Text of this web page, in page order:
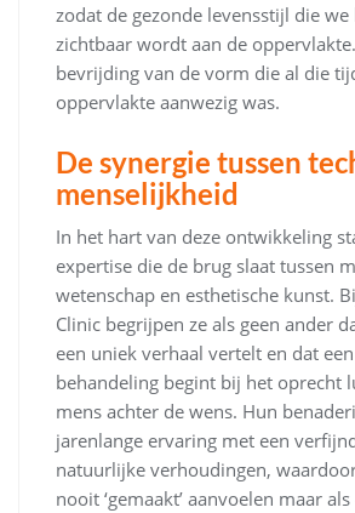
zodat de gezonde levensstijl die
zichtbaar wordt aan de
bevrijding van de vorm die al die
oppervlakte aanwezig was.
De synergie tussen
menselijkheid
In het hart van deze ontwikkeling
expertise die de brug slaat tussen
wetenschap en esthetische kunst.
Clinic begrijpen ze als geen ander
een uniek verhaal vertelt en dat
behandeling begint bij het oprecht
mens achter de wens. Hun
jarenlange ervaring met een
natuurlijke verhoudingen,
nooit ‘gemaakt’ aanvoelen maar